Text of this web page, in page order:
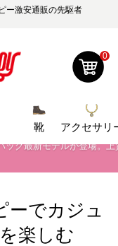
ー激安通販の先駆者
0
靴 アクセサリ
グ最新モデルが登場。
い。最高品質の再現度を
お得な割引をご利用いただ
グ最新モデルが登場。
ーでカジュ
楽しむ